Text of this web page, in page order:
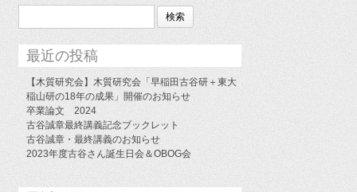
検
最近の投稿
【木質研究会】木質研究会「早稲田古谷研＋東大
稲山研の18年の成果」開催のお知らせ
卒業論文 2024
古谷誠章最終講義記念ブックレット
古谷誠章・最終講義のお知らせ
2023年度古谷さん誕生日会＆OBOG会